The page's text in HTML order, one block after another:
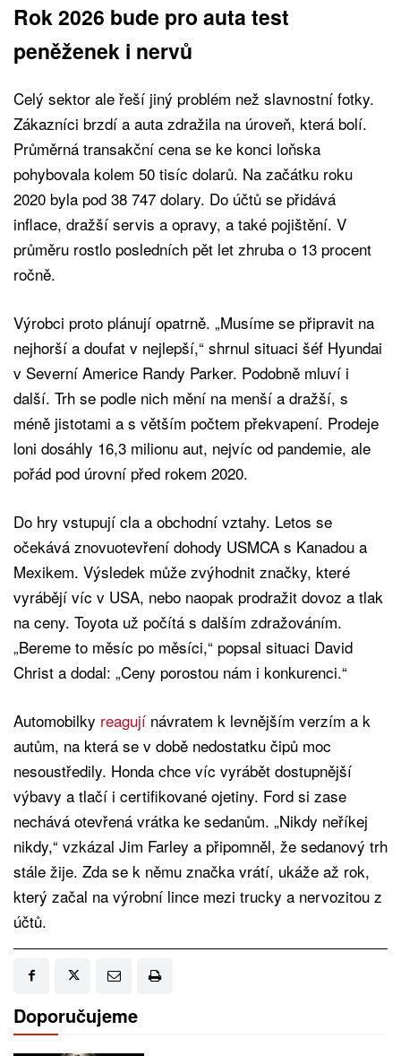
Rok 2026 bude pro auta test
peněženek i nervů
Celý sektor ale řeší jiný problém než slavnostní fotky.
Zákazníci brzdí a auta zdražila na úroveň, která bolí.
Průměrná transakční cena se ke konci loňska
pohybovala kolem 50 tisíc dolarů. Na začátku roku
2020 byla pod 38 747 dolary. Do účtů se přidává
inflace, dražší servis a opravy, a také pojištění. V
průměru rostlo posledních pět let zhruba o 13 procent
ročně.
Výrobci proto plánují opatrně. „Musíme se připravit na
nejhorší a doufat v nejlepší,“ shrnul situaci šéf Hyundai
v Severní Americe Randy Parker. Podobně mluví i
další. Trh se podle nich mění na menší a dražší, s
méně jistotami a s větším počtem překvapení. Prodeje
loni dosáhly 16,3 milionu aut, nejvíc od pandemie, ale
pořád pod úrovní před rokem 2020.
Do hry vstupují cla a obchodní vztahy. Letos se
očekává znovuotevření dohody USMCA s Kanadou a
Mexikem. Výsledek může zvýhodnit značky, které
vyrábějí víc v USA, nebo naopak prodražit dovoz a tlak
na ceny. Toyota už počítá s dalším zdražováním.
„Bereme to měsíc po měsíci,“ popsal situaci David
Christ a dodal: „Ceny porostou nám i konkurenci.“
Automobilky reagují návratem k levnějším verzím a k
autům, na která se v době nedostatku čipů moc
nesoustředily. Honda chce víc vyrábět dostupnější
výbavy a tlačí i certifikované ojetiny. Ford si zase
nechává otevřená vrátka ke sedanům. „Nikdy neříkej
nikdy,“ vzkázal Jim Farley a připomněl, že sedanový trh
stále žije. Zda se k němu značka vrátí, ukáže až rok,
který začal na výrobní lince mezi trucky a nervozitou z
účtů.
Doporučujeme